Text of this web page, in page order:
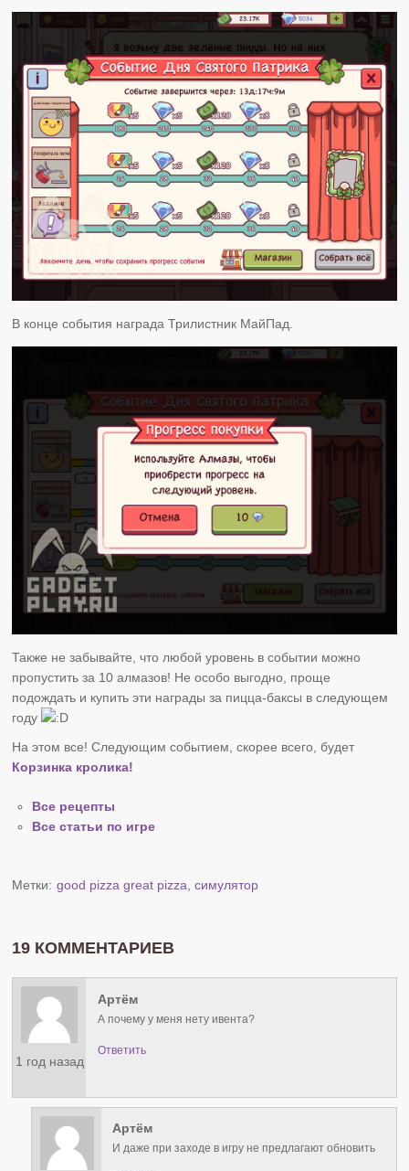
В конце события награда Трилистник МайПад.
Также не забывайте, что любой уровень в событии можно
пропустить за 10 алмазов! Не особо выгодно, проще
подождать и купить эти награды за пицца-баксы в следующем
году
На этом все! Следующим событием, скорее всего, будет
Корзинка кролика!
Все рецепты
Все статьи по игре
Метки: good pizza great pizza,симулятор
19 КОММЕНТАРИЕВ
1 год назад
Артём
А почему у меня нету ивента?
Ответить
Артём
И даже при заходе в игру не предлагают обновить